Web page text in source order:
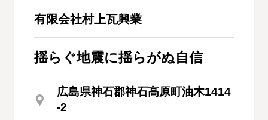
有限会社村上瓦興業
揺らぐ地震に揺らがぬ自信
広島県神石郡神石高原町油木1414
-2